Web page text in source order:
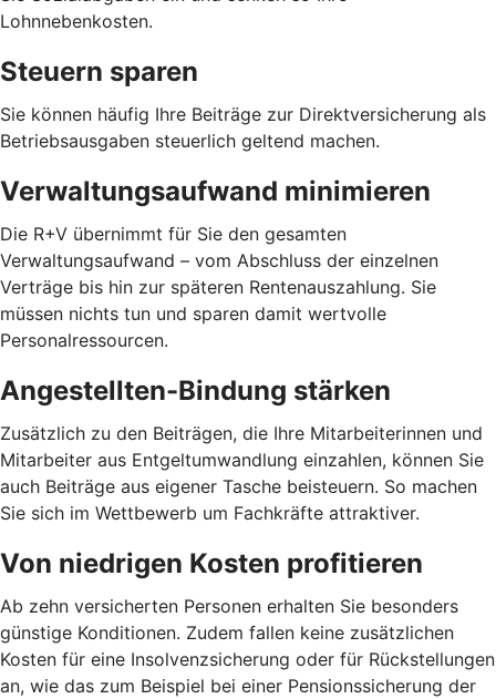
Lohnnebenkosten.
Steuern sparen
Sie können häufig Ihre Beiträge zur Direktversicherung als
Betriebsausgaben steuerlich geltend machen.
Verwaltungsaufwand minimieren
Die R+V übernimmt für Sie den gesamten
Verwaltungsaufwand – vom Abschluss der einzelnen
Verträge bis hin zur späteren Rentenauszahlung. Sie
müssen nichts tun und sparen damit wertvolle
Personalressourcen.
Angestellten-Bindung stärken
Zusätzlich zu den Beiträgen, die Ihre Mitarbeiterinnen und
Mitarbeiter aus Entgeltumwandlung einzahlen, können Sie
auch Beiträge aus eigener Tasche beisteuern. So machen
Sie sich im Wettbewerb um Fachkräfte attraktiver.
Von niedrigen Kosten profitieren
Ab zehn versicherten Personen erhalten Sie besonders
günstige Konditionen. Zudem fallen keine zusätzlichen
Kosten für eine Insolvenzsicherung oder für Rückstellungen
an, wie das zum Beispiel bei einer Pensionssicherung der